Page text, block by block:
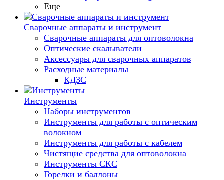
Еще
Сварочные аппараты и инструмент
Сварочные аппараты для оптоволокна
Оптические скалыватели
Аксессуары для сварочных аппаратов
Расходные материалы
КДЗС
Инструменты
Наборы инструментов
Инструменты для работы с оптическим
волокном
Инструменты для работы с кабелем
Чистящие средства для оптоволокна
Инструменты СКС
Горелки и баллоны